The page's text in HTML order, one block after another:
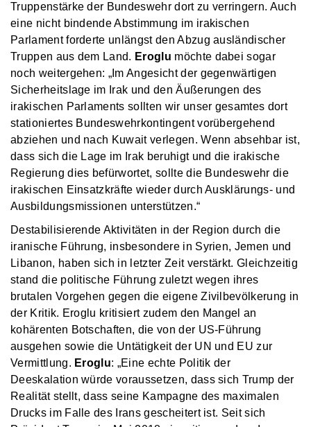
Truppenstärke der Bundeswehr dort zu verringern. Auch
eine nicht bindende Abstimmung im irakischen
Parlament forderte unlängst den Abzug ausländischer
Truppen aus dem Land. Eroglu möchte dabei sogar
noch weitergehen: „Im Angesicht der gegenwärtigen
Sicherheitslage im Irak und den Äußerungen des
irakischen Parlaments sollten wir unser gesamtes dort
stationiertes Bundeswehrkontingent vorübergehend
abziehen und nach Kuwait verlegen. Wenn absehbar ist,
dass sich die Lage im Irak beruhigt und die irakische
Regierung dies befürwortet, sollte die Bundeswehr die
irakischen Einsatzkräfte wieder durch Ausklärungs- und
Ausbildungsmissionen unterstützen.“
Destabilisierende Aktivitäten in der Region durch die
iranische Führung, insbesondere in Syrien, Jemen und
Libanon, haben sich in letzter Zeit verstärkt. Gleichzeitig
stand die politische Führung zuletzt wegen ihres
brutalen Vorgehen gegen die eigene Zivilbevölkerung in
der Kritik. Eroglu kritisiert zudem den Mangel an
kohärenten Botschaften, die von der US-Führung
ausgehen sowie die Untätigkeit der UN und EU zur
Vermittlung. Eroglu: „Eine echte Politik der
Deeskalation würde voraussetzen, dass sich Trump der
Realität stellt, dass seine Kampagne des maximalen
Drucks im Falle des Irans gescheitert ist. Seit sich